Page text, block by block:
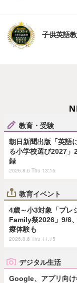
子供英語
教育・受験
朝日新聞出版「英語
る小学校選び2027」
録
2026.8.6 Thu 13:15
教育イベント
4歳～小3対象「プレ
Family祭2026」9/6
療体験も
2026.8.6 Thu 11:15
デジタル生活
Google、アプリ向